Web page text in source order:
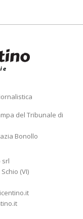
del Tribunale di
Bonollo
srl
(VI)